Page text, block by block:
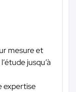
mesure et
jusqu’à
expertise